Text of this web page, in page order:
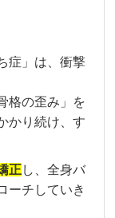
症」は、衝撃
格の歪み」を
かり続け、す
正し、全身バ
ーチしていき